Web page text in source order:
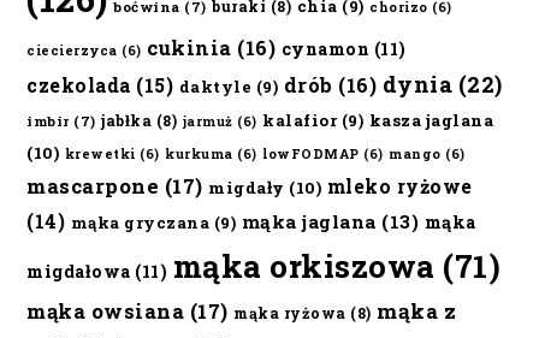
boćwina (7) buraki (8) chia (9) chorizo (6)
ciecierzyca (6) cukinia (16) cynamon (11)
czekolada (15) daktyle (9) drób (16) dynia (22)
imbir (7) jabłka (8) jarmuż (6) kalafior(9) kasza jaglana
(10) krewetki (6) kurkuma (6) lowFODMAP (6) mango (6)
mascarpone (17) migdały (10) mleko ryżowe
(14) mąka gryczana (9) mąka jaglana (13) mąka
migdałowa (11) mąka orkiszowa (71)
mąka owsiana (17) mąka ryżowa (8) mąka z